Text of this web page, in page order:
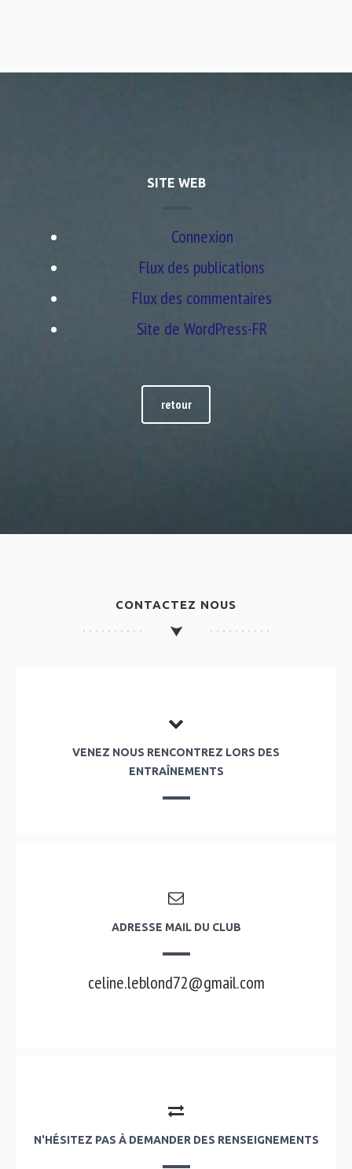
SITE WEB
Connexion
Flux des publications
Flux des commentaires
Site de WordPress-FR
retour
CONTACTEZ NOUS
VENEZ NOUS RENCONTREZ LORS DES
ENTRAÎNEMENTS
ADRESSE MAIL DU CLUB
celine.leblond72@gmail.com
N'HÉSITEZ PAS À DEMANDER DES RENSEIGNEMENTS